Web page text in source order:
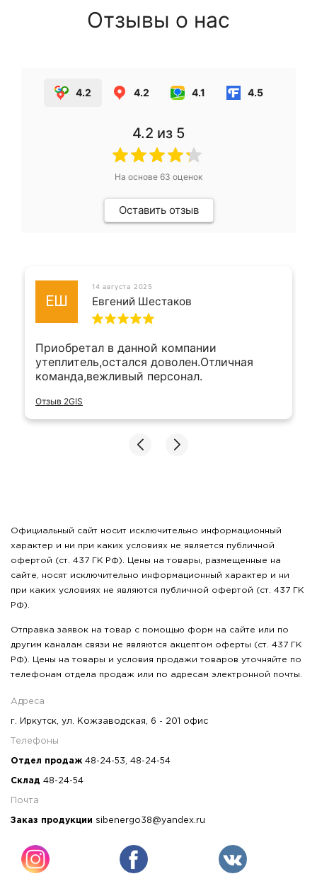
Отзывы о нас
4.2 4.2 4.1 4.5
4.2 из 5
На основе 63 оценок
Оставить отзыв
ЕШ
14 августа 2025
Евгений Шестаков
Приобретал в данной компании
утеплитель,остался доволен.Отличная
команда,вежливый персонал.
Отзыв 2GIS
Официальный сайт носит исключительно информационный
характер и ни при каких условиях не является публичной
офертой (ст. 437 ГК РФ). Цены на товары, размещенные на
сайте, носят исключительно информационный характер и ни
при каких условиях не являются публичной офертой (ст. 437 ГК
РФ).
Отправка заявок на товар с помощью форм на сайте или по
другим каналам связи не являются акцептом оферты (ст. 437 ГК
РФ). Цены на товары и условия продажи товаров уточняйте по
телефонам отдела продаж или по адресам электронной почты.
Адреса
г. Иркутск, ул. Кожзаводская, 6 - 201 офис
Телефоны
Отдел продаж 48-24-53 48-24-54
Склад 48-24-54
Почта
Заказ продукции sibenergo38@yandex.ru